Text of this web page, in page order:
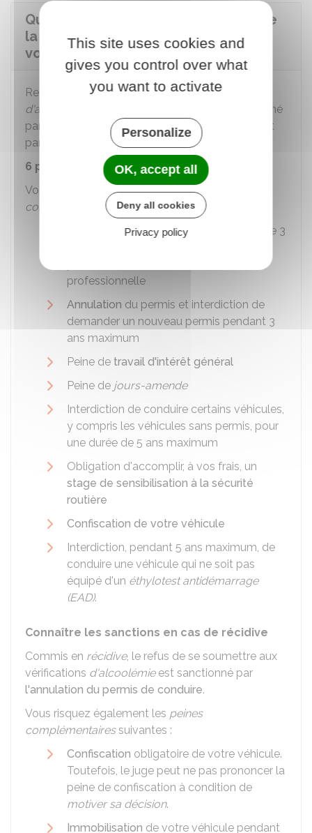
Quelles sanctions en cas de refus de
la vérification du taux d'alcool au
volant ?
Refuser de se soumette aux vérifications
d'alcoolémie
. Vous êtes sanctionné
par une amende pouvant aller jusqu'à
et
par une peine de2 ans de prisonmaximum.
6 points
sont retirés du permis de conduire.
Vous risquez également lespeines
complémentaires
suivantes :
Suspensiondu permis pour une durée de 3
professionnelle
Annulation du permis et interdiction de
demander un nouveau permis pendant 3
ans maximum
Peine de travail d'intérêt général
Peine de jours-amende
Interdiction de conduire certains véhicules,
y compris les véhicules sans permis, pour
une durée de 5 ans maximum
Obligation d'accomplir, à vos frais, un
stage de sensibilisation à la sécurité
routière
Confiscation de votre véhicule
Interdiction, pendant 5 ans maximum, de
conduire une véhicule qui ne soit pas
équipé d'un éthylotest antidémarrage
(EAD).
Connaître les sanctions en cas de récidive
Commis en récidive, le refus de se soumettre aux
vérifications d'alcoolémieest sanctionné par
l'annulation du permis de conduire.
Vous risquez également les peines
complémentairessuivantes :
Confiscation obligatoire de votre véhicule.
Toutefois, le juge peut ne pas prononcer la
peine de confiscation à condition de
motiver sa décision.
Immobilisation de votre véhicule pendant
This site uses cookies and
gives you control over what
you want to activate
Personalize
OK, accept all
Deny all cookies
Privacy policy